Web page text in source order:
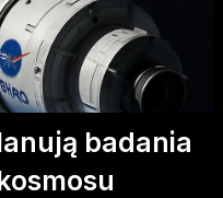
badania